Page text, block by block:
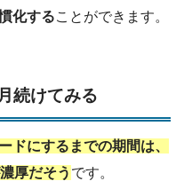
化することができます。
続けてみる
ドにするまでの期間は、
厚だそう です。